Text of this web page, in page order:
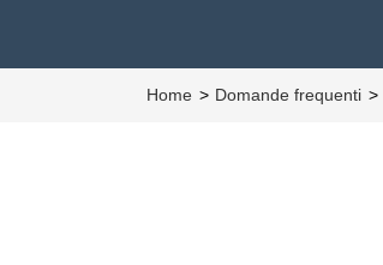
Home Domande frequenti